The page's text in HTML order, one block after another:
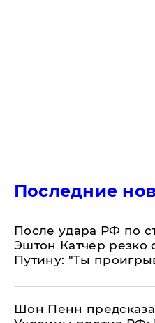
Последние
После удара РФ по
Эштон Катчер резко
Путину: "Ты
Шон Пенн